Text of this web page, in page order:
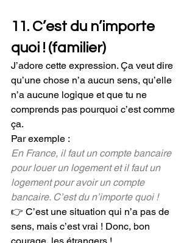
11. C’est du n’importe
quoi ! (familier)
J’adore cette expression. Ça veut dire
qu’une chose n’a aucun sens, qu’elle
n’a aucune logique et que tu ne
comprends pas pourquoi c’est comme
ça.
Par exemple :
En France, il faut un compte bancaire
pour louer un logement et il faut un
logement pour avoir un compte
bancaire. C’est du n’importe quoi !
👉 C’est une situation qui n’a pas de
sens, mais c’est vrai ! Donc, bon